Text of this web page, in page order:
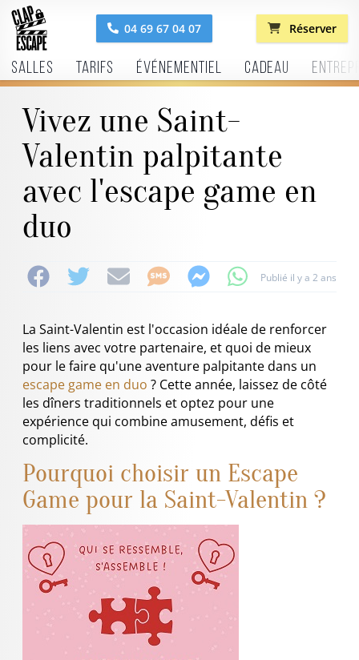
04 69 67 04 07 Réserver
Salles Tarifs Événementiel Cadeau
Vivez une Saint-
Valentin palpitante
avec l'escape game en
duo
Publié il y a 2 ans
La Saint-Valentin est l'occasion idéale de renforcer
les liens avec votre partenaire, et quoi de mieux
pour le faire qu'une aventure palpitante dans un
escape game en duo ? Cette année, laissez de côté
les dîners traditionnels et optez pour une
expérience qui combine amusement, défis et
complicité.
Pourquoi choisir un Escape
Game pour la Saint-Valentin ?